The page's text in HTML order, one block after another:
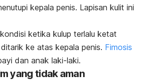
kepala penis. Lapisan kulit ini
ketika kulup terlalu ketat
ke atas kepala penis. Fimosis
dan anak laki-laki.
yang tidak aman